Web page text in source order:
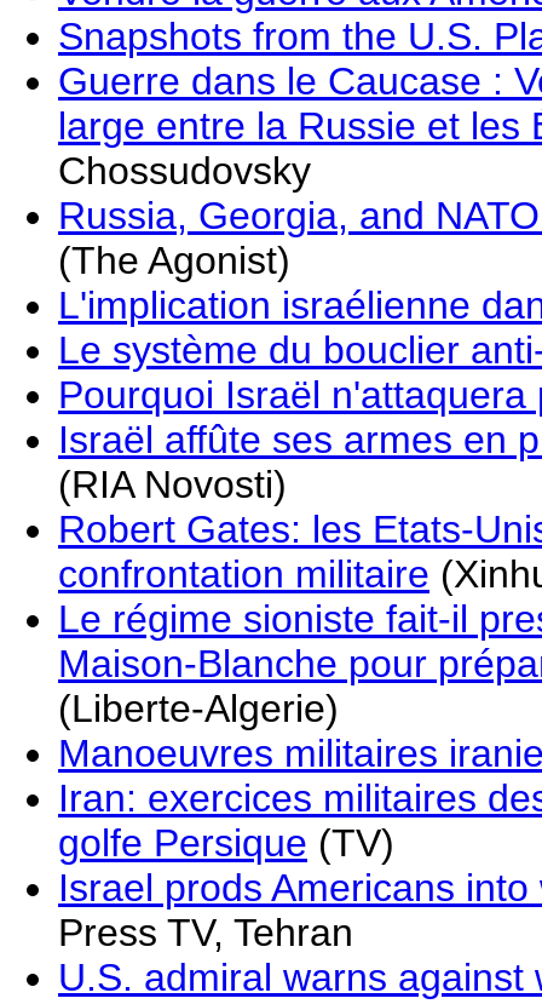
Snapshots from the U.S.
Guerre dans le Caucase :
large entre la Russie et les
Chossudovsky
Russia, Georgia, and
(The Agonist)
L'implication israélienne
Le système du bouclier
Pourquoi Israël n'attaquera
Israël affûte ses armes en
(RIA Novosti)
Robert Gates: les Etats-
confrontation militaire
Le régime sioniste fait-il
Maison-Blanche pour
(Liberte-Algerie)
Manoeuvres militaires
Iran: exercices militaires
golfe Persique (TV)
Israel prods Americans
Press TV, Tehran
U.S. admiral warns against